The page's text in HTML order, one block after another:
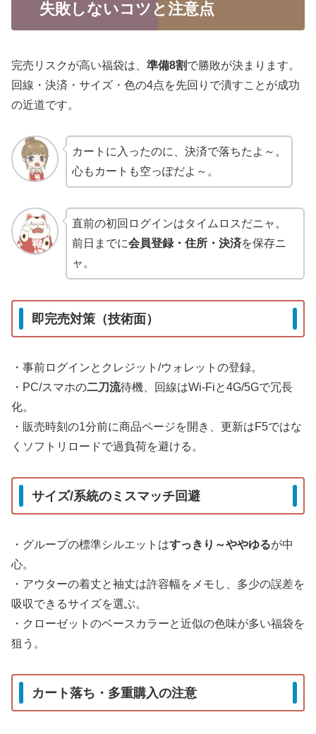
失敗しないコツと注意点
完売リスクが高い福袋は、 準備8割で勝敗が決まります。
回線・決済・サイズ・色の4点を先回りで潰すことが成功
の近道です。
カートに入ったのに、決済で落ちたよ～。
心もカートも空っぽだよ～。
直前の初回ログインはタイムロスだニャ。
前日までに会員登録・住所・決済を保存ニ
ャ。
即完売対策（技術面）
・事前ログインとクレジット/ウォレットの登録。
・PC/スマホの二刀流待機、回線はWi‑Fiと4G/5Gで冗長
化。
・販売時刻の1分前に商品ページを開き、更新はF5ではな
くソフトリロードで過負荷を避ける。
サイズ/系統のミスマッチ回避
・グループの標準シルエットはすっきり～ややゆるが中
心。
・アウターの着丈と袖丈は許容幅をメモし、多少の誤差を
吸収できるサイズを選ぶ。
・クローゼットのベースカラーと近似の色味が多い福袋を
狙う。
カート落ち・多重購入の注意